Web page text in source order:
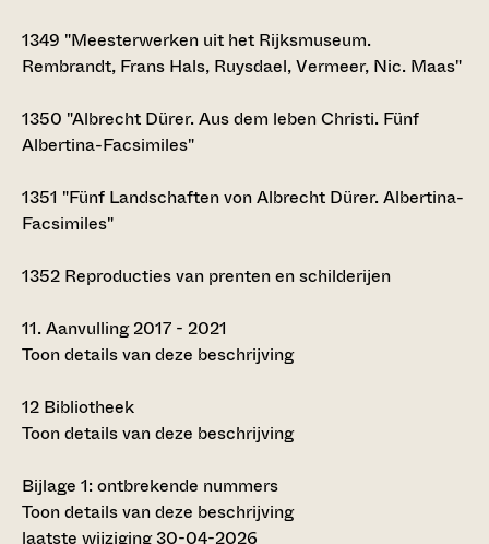
1349 "Meesterwerken uit het Rijksmuseum.
Rembrandt, Frans Hals, Ruysdael, Vermeer, Nic. Maas"
1350 "Albrecht Dürer. Aus dem leben Christi. Fünf
Albertina-Facsimiles"
1351 "Fünf Landschaften von Albrecht Dürer. Albertina-
Facsimiles"
1352 Reproducties van prenten en schilderijen
11.Aanvulling 2017 - 2021
Toon details van deze beschrijving
12 Bibliotheek
Toon details van deze beschrijving
Bijlage 1: ontbrekende nummers
Toon details van deze beschrijving
laatste wijziging 30-04-2026